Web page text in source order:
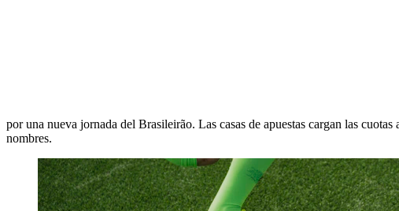
por una nueva jornada del Brasileirão. Las casas de apuestas cargan las
nombres.